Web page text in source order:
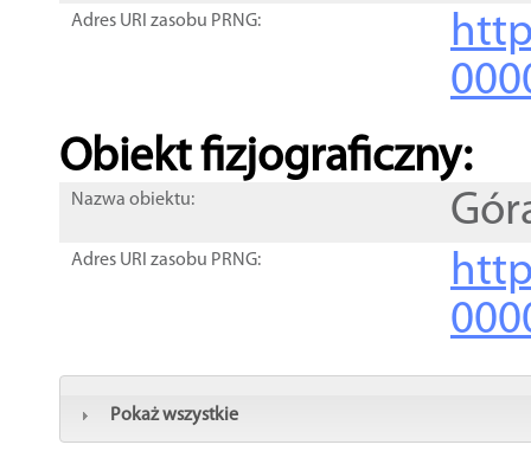
Adres URI zasobu PRNG:
Obiekt fizjograficzny:
Nazwa obiektu:
Adres URI zasobu PRNG:
Pokaż wszystkie